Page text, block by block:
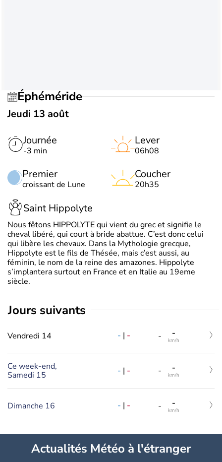
Éphéméride
Jeudi 13 août
Journée
-3 min
Premier
croissant de Lune
Lever
06h08
Coucher
20h35
Saint Hippolyte
Nous fêtons HIPPOLYTE qui vient du grec et signifie le
cheval libéré, qui court à bride abattue. C’est donc celui
qui libère les chevaux. Dans la Mythologie grecque,
Hippolyte est le fils de Thésée, mais c’est aussi, au
féminin, le nom de la reine des amazones. Hippolyte
s’implantera surtout en France et en Italie au 19eme
siècle.
jours suivants
Vendredi 14 - | - - -
km/h
Ce week-end,
Samedi 15
- | - - -
km/h
Dimanche 16 - | - - -
km/h
Actualités Météo à l'étranger